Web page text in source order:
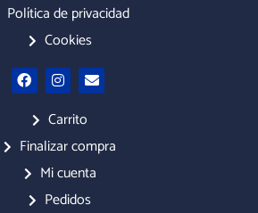
Política de privacidad
Cookies
F
a
o
k
I
n
t
a
g
r
a
m
E
n
o
e
Carrito
Finalizar compra
Mi cuenta
Pedidos